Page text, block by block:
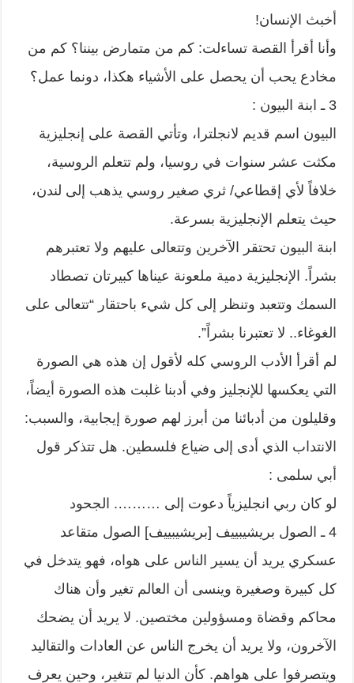
أخبث الإنسان!
وأنا أقرأ القصة تساءلت: كم من متمارض بيننا؟ كم من
مخادع يحب أن يحصل على الأشياء هكذا، دونما عمل؟
3 ـ ابنة البيون :
البيون اسم قديم لانجلترا، وتأتي القصة على إنجليزية
مكثت عشر سنوات في روسيا، ولم تتعلم الروسية،
خلافاً لأي إقطاعي/ ثري صغير روسي يذهب إلى لندن،
حيث يتعلم الإنجليزية بسرعة.
ابنة البيون تحتقر الآخرين وتتعالى عليهم ولا تعتبرهم
بشراً. الإنجليزية دمية ملعونة عيناها كبيرتان تصطاد
السمك وتتعبد وتنظر إلى كل شيء باحتقار “تتعالى على
الغوغاء.. لا تعتبرنا بشراً”.
لم أقرأ الأدب الروسي كله لأقول إن هذه هي الصورة
التي يعكسها للإنجليز وفي أدبنا غلبت هذه الصورة أيضاً،
وقليلون من أدبائنا من أبرز لهم صورة إيجابية، والسبب:
الانتداب الذي أدى إلى ضياع فلسطين. هل تتذكر قول
أبي سلمى :
لو كان ربي انجليزياً دعوت إلى ………. الجحود
4 ـ الصول بريشيبييف [بريشيبييف] الصول متقاعد
عسكري يريد أن يسير الناس على هواه، فهو يتدخل في
كل كبيرة وصغيرة وينسى أن العالم تغير وأن هناك
محاكم وقضاة ومسؤولين مختصين. لا يريد أن يضحك
الآخرون، ولا يريد أن يخرج الناس عن العادات والتقاليد
ويتصرفوا على هواهم. كأن الدنيا لم تتغير، وحين يعرف